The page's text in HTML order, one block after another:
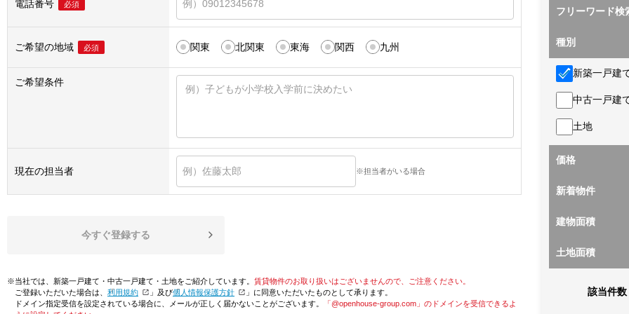
電話番号 必須
ご希望の地域 必須 関東 北関東 東海 関西 九州
ご希望条件
現在の担当者 ※担当者がいる場合
今すぐ登録する
※当社では、新築一戸建て・中古一戸建て・土地をご紹介しています。 賃貸物件のお取り扱いはございませんので、ご注意ください。
ご登録いただいた場合は、「利用規約 」及び「個人情報保護方針
」に同意いただいたものとして承ります。
ドメイン指定受信を設定されている場合に、メールが正しく届かないことがございます。
「@openhouse-group.com」のドメインを受信できるよ
フリーワード検
種別
新築一戸建
中古一戸建
土地
価格
新着物件
建物面積
土地面積
該当件数